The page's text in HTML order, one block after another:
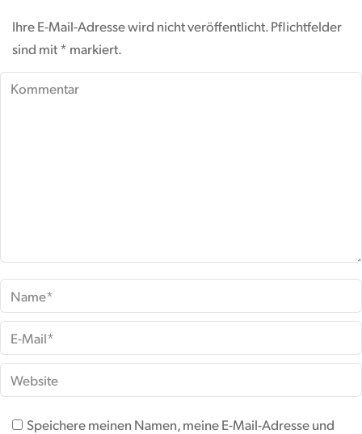
Ihre E-Mail-Adresse wird nicht veröffentlicht. Pflichtfelder
sind mit* markiert.
Kommentar
Name *
E-Mail *
Website
Speichere meinen Namen, meine E-Mail-Adresse und